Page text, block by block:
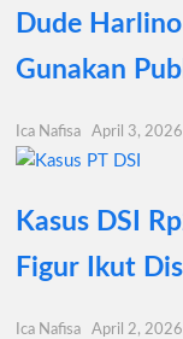
Dude
Gunakan
Ica Nafisa April 3, 2026
Kasus DSI
Figur Ikut
Ica Nafisa April 2, 2026